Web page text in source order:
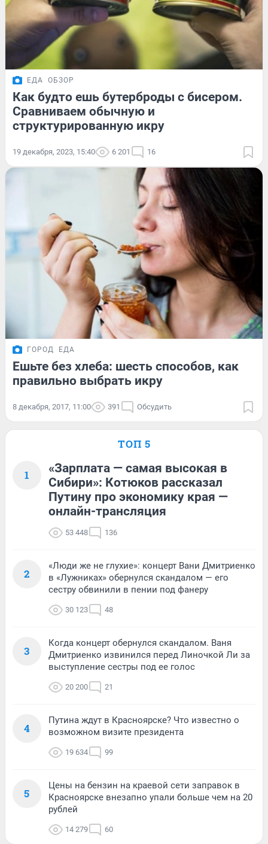
ЕДА ОБЗОР
Как будто ешь бутерброды с бисером.
Сравниваем обычную и
структурированную икру
19 декабря, 2023, 15:40 6 201 16
ГОРОД ЕДА
Ешьте без хлеба: шесть способов, как
правильно выбрать икру
8 декабря, 2017, 11:00 391 Обсудить
ТОП 5
1
«Зарплата — самая высокая в
Сибири»: Котюков рассказал
Путину про экономику края —
онлайн-трансляция
53 448 136
2
«Люди же не глухие»: концерт Вани Дмитриенко
в «Лужниках» обернулся скандалом — его
сестру обвинили в пении под фанеру
30 123 48
3
Когда концерт обернулся скандалом. Ваня
Дмитриенко извинился перед Линочкой Ли за
выступление сестры под ее голос
20 200 21
4
Путина ждут в Красноярске? Что известно о
возможном визите президента
19 634 99
5
Цены на бензин на краевой сети заправок в
Красноярске внезапно упали больше чем на 20
рублей
14 279 60